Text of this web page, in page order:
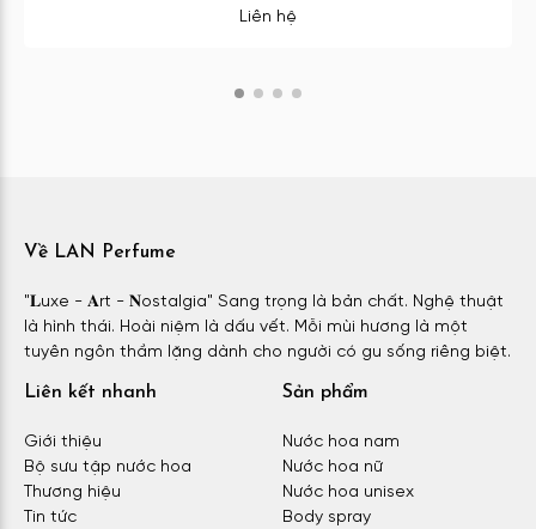
Liên hệ
Về LAN Perfume
"𝐋uxe - 𝐀rt - 𝐍ostalgia" Sang trọng là bản chất. Nghệ thuật
là hình thái. Hoài niệm là dấu vết. Mỗi mùi hương là một
tuyên ngôn thầm lặng dành cho người có gu sống riêng biệt.
Liên kết nhanh
Giới thiệu
Bộ sưu tập nước hoa
Thương hiệu
Tin tức
Sản phẩm
Nước hoa nam
Nước hoa nữ
Nước hoa unisex
Body spray